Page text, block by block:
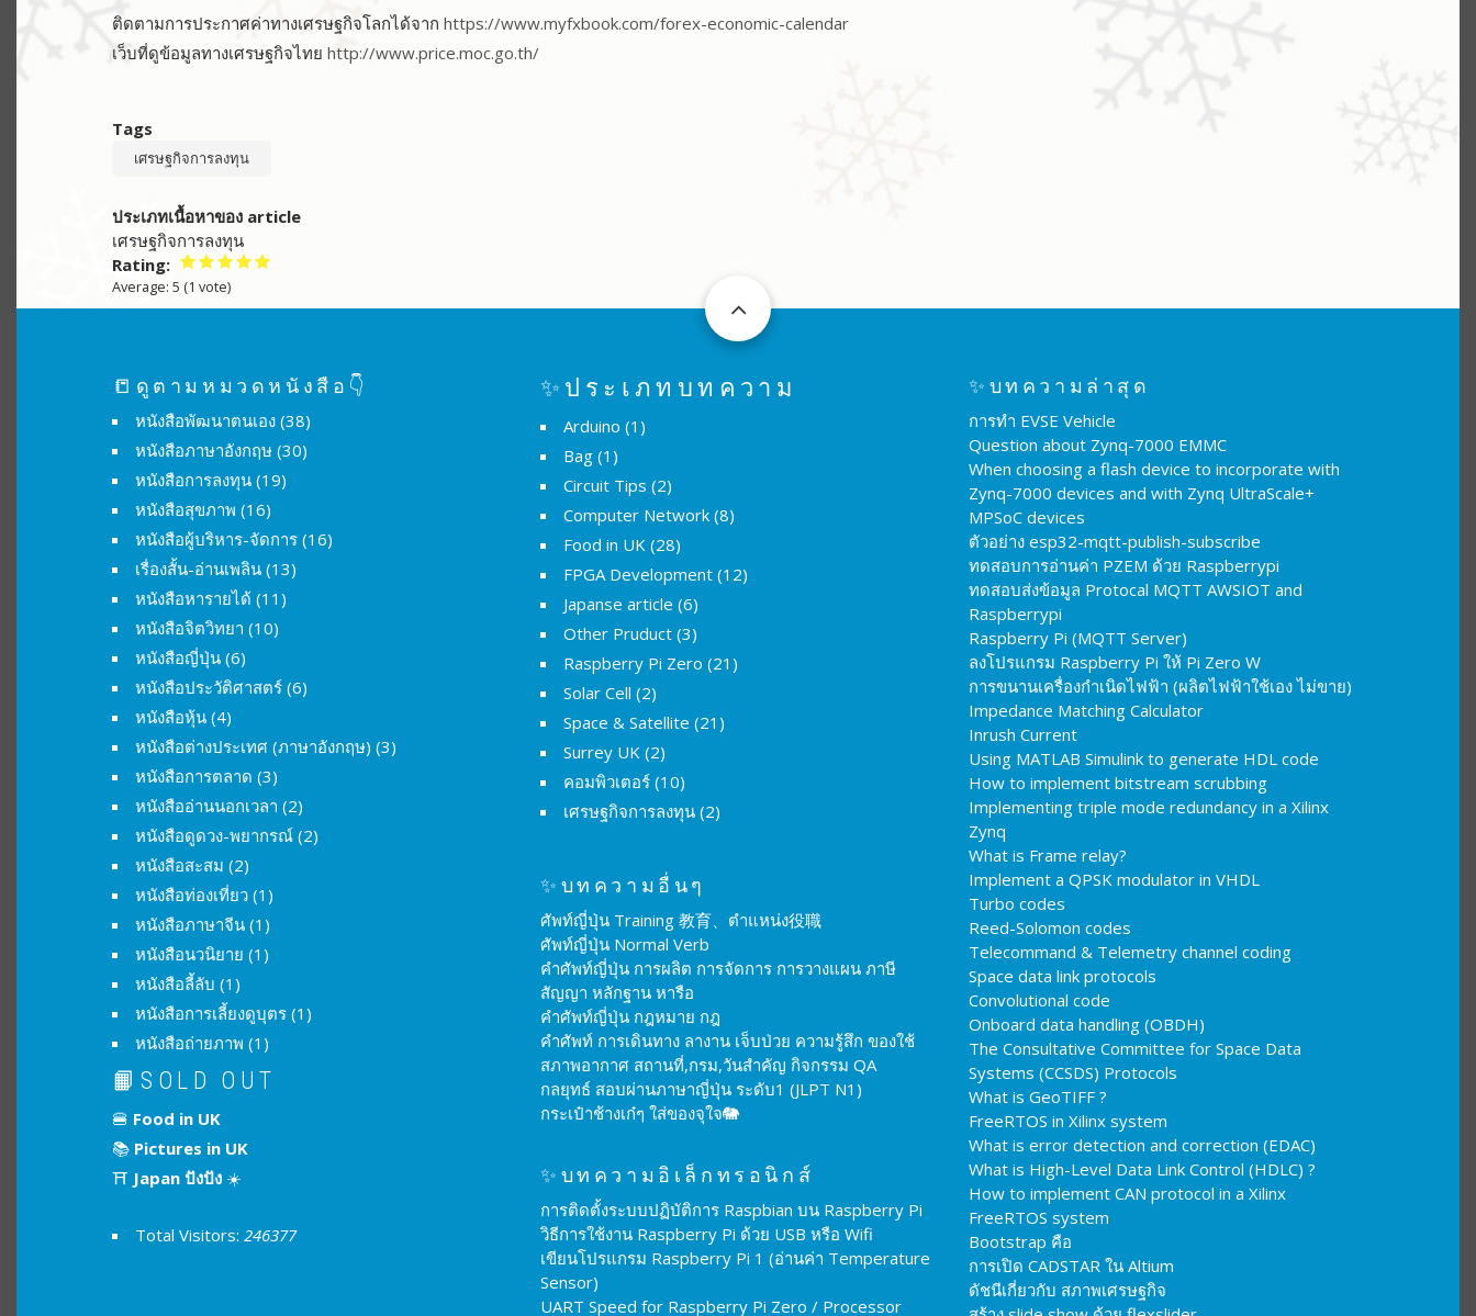
ติดตามการประกาศค่าทางเศรษฐกิจโลกได้จาก https://www.myfxbook.com/forex-economic-calendar
เว็บที่ดูข้อมูลทางเศรษฐกิจไทย http://www.price.moc.go.th/
Tags
เศรษฐกิจการลงทุน
ประเภทเนื้อหาของ article
เศรษฐกิจการลงทุน
Rating
Average: 5 (1 vote)
📒ดูตามหมวดหนังสือ👇
หนังสือพัฒนาตนเอง (38)
หนังสือภาษาอังกฤษ (30)
หนังสือการลงทุน (19)
หนังสือสุขภาพ (16)
หนังสือผู้บริหาร-จัดการ (16)
เรื่องสั้น-อ่านเพลิน (13)
หนังสือหารายได้ (11)
หนังสือจิตวิทยา (10)
หนังสือญี่ปุ่น (6)
หนังสือประวัติศาสตร์ (6)
หนังสือหุ้น (4)
หนังสือต่างประเทศ (ภาษาอังกฤษ) (3)
หนังสือการตลาด (3)
หนังสืออ่านนอกเวลา (2)
หนังสือดูดวง-พยากรณ์ (2)
หนังสือสะสม (2)
หนังสือท่องเที่ยว (1)
หนังสือภาษาจีน (1)
หนังสือนวนิยาย (1)
หนังสือลี้ลับ (1)
หนังสือการเลี้ยงดูบุตร (1)
หนังสือถ่ายภาพ (1)
📙SOLD OUT
🍔 Food in UK
📚 Pictures in UK
⛩ Japan ปังปัง ☀️
Total Visitors: 246377
✨ประเภทบทความ
Arduino (1)
Bag (1)
Circuit Tips (2)
Computer Network (8)
Food in UK (28)
FPGA Development (12)
Japanse article (6)
Other Pruduct (3)
Raspberry Pi Zero (21)
Solar Cell (2)
Space & Satellite (21)
Surrey UK (2)
คอมพิวเตอร์ (10)
เศรษฐกิจการลงทุน (2)
✨บทความอื่นๆ
ศัพท์ญี่ปุ่น Training 教育、ตำแหน่ง役職
ศัพท์ญี่ปุ่น Normal Verb
คำศัพท์ญี่ปุ่น การผลิต การจัดการ การวางแผน ภาษี
สัญญา หลักฐาน หารือ
คำศัพท์ญี่ปุ่น กฎหมาย กฎ
คำศัพท์ การเดินทาง ลางาน เจ็บป่วย ความรู้สึก ของใช้
สภาพอากาศ สถานที่,กรม,วันสำคัญ กิจกรรม QA
กลยุทธ์ สอบผ่านภาษาญี่ปุ่น ระดับ1 (JLPT N1)
กระเป๋าช้างเก๋ๆ ใส่ของจุใจ🐘
✨บทความอิเล็กทรอนิกส์
การติดตั้งระบบปฏิบัติการ Raspbian บน Raspberry Pi
วิธีการใช้งาน Raspberry Pi ด้วย USB หรือ Wifi
เขียนโปรแกรม Raspberry Pi 1 (อ่านค่า Temperature
Sensor)
UART Speed for Raspberry Pi Zero / Processor
✨บทความล่าสุด
การทำ EVSE Vehicle
Question about Zynq-7000 EMMC
When choosing a flash device to incorporate with
Zynq-7000 devices and with Zynq UltraScale+
MPSoC devices
ตัวอย่าง esp32-mqtt-publish-subscribe
ทดสอบการอ่านค่า PZEM ด้วย Raspberrypi
ทดสอบส่งข้อมูล Protocal MQTT AWSIOT and
Raspberrypi
Raspberry Pi (MQTT Server)
ลงโปรแกรม Raspberry Pi ให้ Pi Zero W
การขนานเครื่องกำเนิดไฟฟ้า (ผลิตไฟฟ้าใช้เอง ไม่ขาย)
Impedance Matching Calculator
Inrush Current
Using MATLAB Simulink to generate HDL code
How to implement bitstream scrubbing
Implementing triple mode redundancy in a Xilinx
Zynq
What is Frame relay?
Implement a QPSK modulator in VHDL
Turbo codes
Reed-Solomon codes
Telecommand & Telemetry channel coding
Space data link protocols
Convolutional code
Onboard data handling (OBDH)
The Consultative Committee for Space Data
Systems (CCSDS) Protocols
What is GeoTIFF ?
FreeRTOS in Xilinx system
What is error detection and correction (EDAC)
What is High-Level Data Link Control (HDLC) ?
How to implement CAN protocol in a Xilinx
FreeRTOS system
Bootstrap คือ
การเปิด CADSTAR ใน Altium
ดัชนีเกี่ยวกับ สภาพเศรษฐกิจ